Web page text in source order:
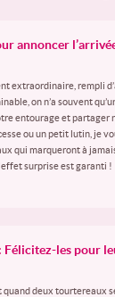
annoncer
extraordinaire, rempli
on n’a souvent
entourage et partager
ou un petit lutin, je
qui marqueront à jamais
surprise est garanti !
Félicitez-les pour
quand deux tourtereaux